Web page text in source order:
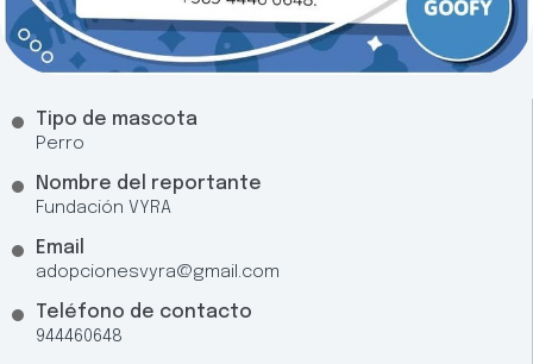
Tipo de mascota
Perro
Nombre del reportante
Fundación VYRA
Email
adopcionesvyra@gmail.com
Teléfono de contacto
944460648